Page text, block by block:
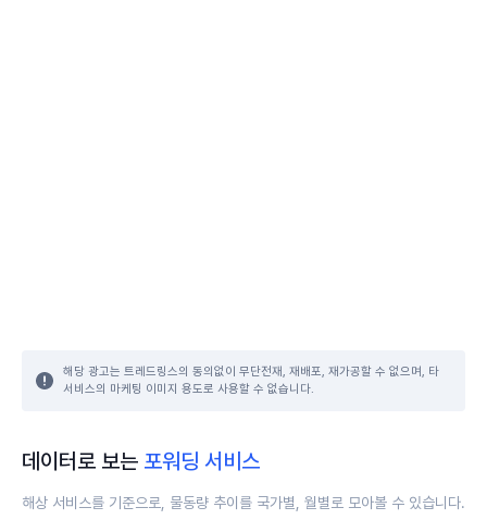
해당 광고는 트레드링스의 동의없이 무단전재, 재배포, 재가공할 수 없으며, 타
서비스의 마케팅 이미지 용도로 사용할 수 없습니다.
데이터로 보는 포워딩 서비스
해상 서비스를 기준으로, 물동량 추이를 국가별, 월별로 모아볼 수 있습니다.